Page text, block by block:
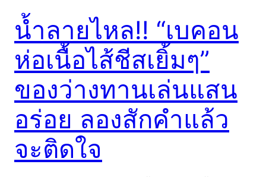
น้ำลายไหล!! “เบคอน
ห่อเนื้อไส้ชีสเยิ้มๆ”
ของว่างทานเล่นแสน
อร่อย ลองสักคำแล้ว
จะติดใจ